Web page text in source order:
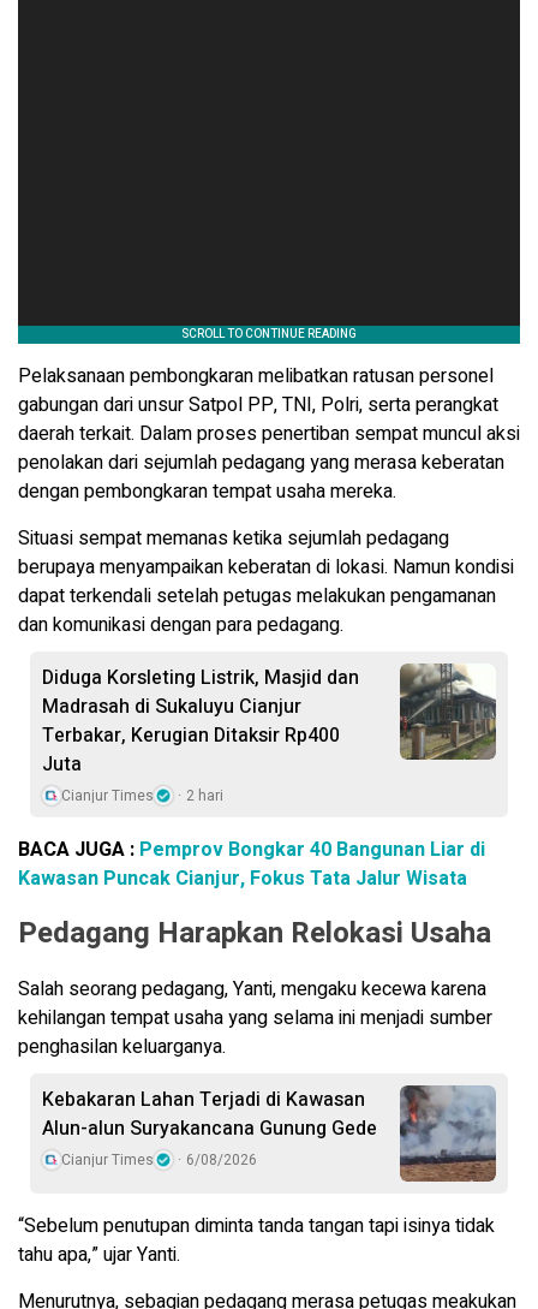
Pelaksanaan pembongkaran melibatkan ratusan personel
gabungan dari unsur Satpol PP, TNI, Polri, serta perangkat
daerah terkait. Dalam proses penertiban sempat muncul aksi
penolakan dari sejumlah pedagang yang merasa keberatan
dengan pembongkaran tempat usaha mereka.
Situasi sempat memanas ketika sejumlah pedagang
berupaya menyampaikan keberatan di lokasi. Namun kondisi
dapat terkendali setelah petugas melakukan pengamanan
dan komunikasi dengan para pedagang.
Diduga Korsleting Listrik, Masjid dan
Madrasah di Sukaluyu Cianjur
Terbakar, Kerugian Ditaksir Rp400
Juta
Cianjur Times 2 hari
BACA JUGA : Pemprov Bongkar 40 Bangunan Liar di
Kawasan Puncak Cianjur, Fokus Tata Jalur Wisata
Pedagang Harapkan Relokasi Usaha
Salah seorang pedagang, Yanti, mengaku kecewa karena
kehilangan tempat usaha yang selama ini menjadi sumber
penghasilan keluarganya.
Kebakaran Lahan Terjadi di Kawasan
Alun-alun Suryakancana Gunung Gede
Cianjur Times 6/08/2026
“Sebelum penutupan diminta tanda tangan tapi isinya tidak
tahu apa,” ujar Yanti.
Menurutnya, sebagian pedagang merasa petugas meakukan